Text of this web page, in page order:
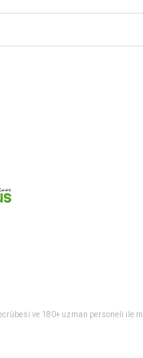
ve 180+ uzman personeli